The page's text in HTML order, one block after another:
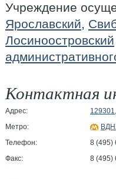
Учреждение
Ярославский,
Лосиноостровский
Контактная
Адрес: 129301
Метро:
Телефон:
8 (495)
Факс:
8 (495)